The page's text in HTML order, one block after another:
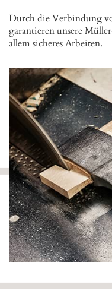
Durch die Verbindung
garantieren unsere
allem sicheres Arbeiten.